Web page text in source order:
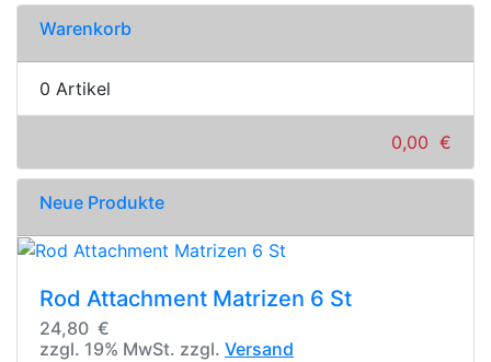
Warenkorb
0 Artikel
0,00 €
Neue Produkte
Rod Attachment Matrizen 6 St
24,80 €
zzgl. 19% MwSt. zzgl. Versand